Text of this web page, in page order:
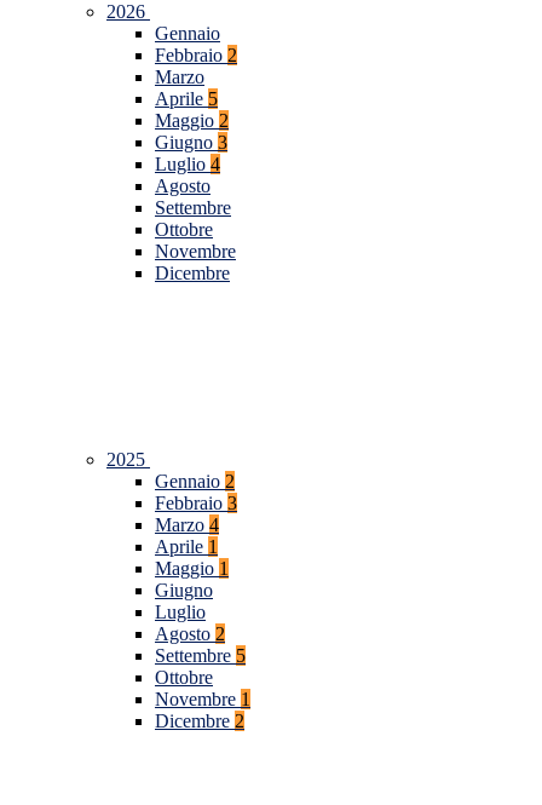
2026
Gennaio
Febbraio 2
Marzo
Aprile 5
Maggio 2
Giugno 3
Luglio 4
Agosto
Settembre
Ottobre
Novembre
Dicembre
2025
Gennaio 2
Febbraio 3
Marzo 4
Aprile 1
Maggio 1
Giugno
Luglio
Agosto 2
Settembre 5
Ottobre
Novembre 1
Dicembre 2